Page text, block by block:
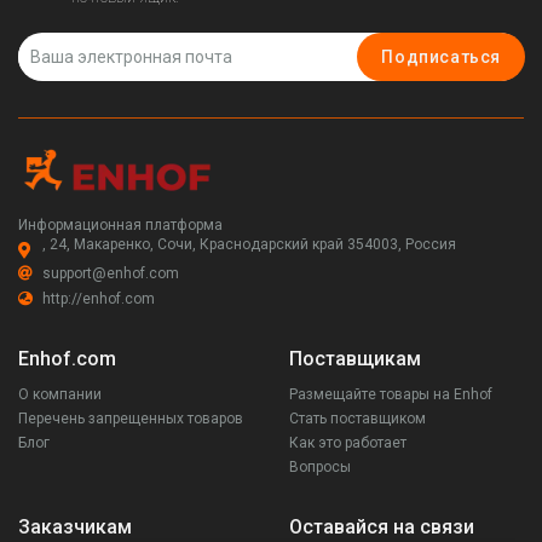
Подписаться
Информационная платформа
, 24, Макаренко, Сочи, Краснодарский край 354003, Россия
support@enhof.com
http://enhof.com
Enhof.com
О компании
Перечень запрещенных товаров
Блог
Поставщикам
Размещайте товары на Enhof
Стать поставщиком
Как это работает
Вопросы
Заказчикам Оставайся на связи